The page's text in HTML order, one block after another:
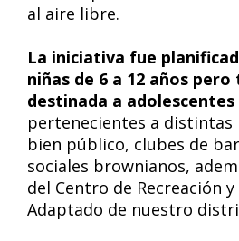
al aire libre.
La iniciativa fue
niñas de 6 a 12 años
destinada a adolescentes
pertenecientes a
bien público, clubes de
sociales brownianos,
del Centro de Recreación
Adaptado de nuestro